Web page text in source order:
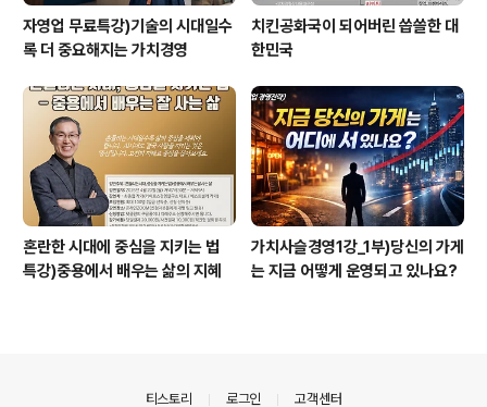
자영업 무료특강)기술의 시대일수
록 더 중요해지는 가치경영
치킨공화국이 되어버린 씁쓸한 대
한민국
혼란한 시대에 중심을 지키는 법
특강)중용에서 배우는 삶의 지혜
가치사슬경영1강_1부)당신의 가게
는 지금 어떻게 운영되고 있나요?
티스토리 로그인 고객센터